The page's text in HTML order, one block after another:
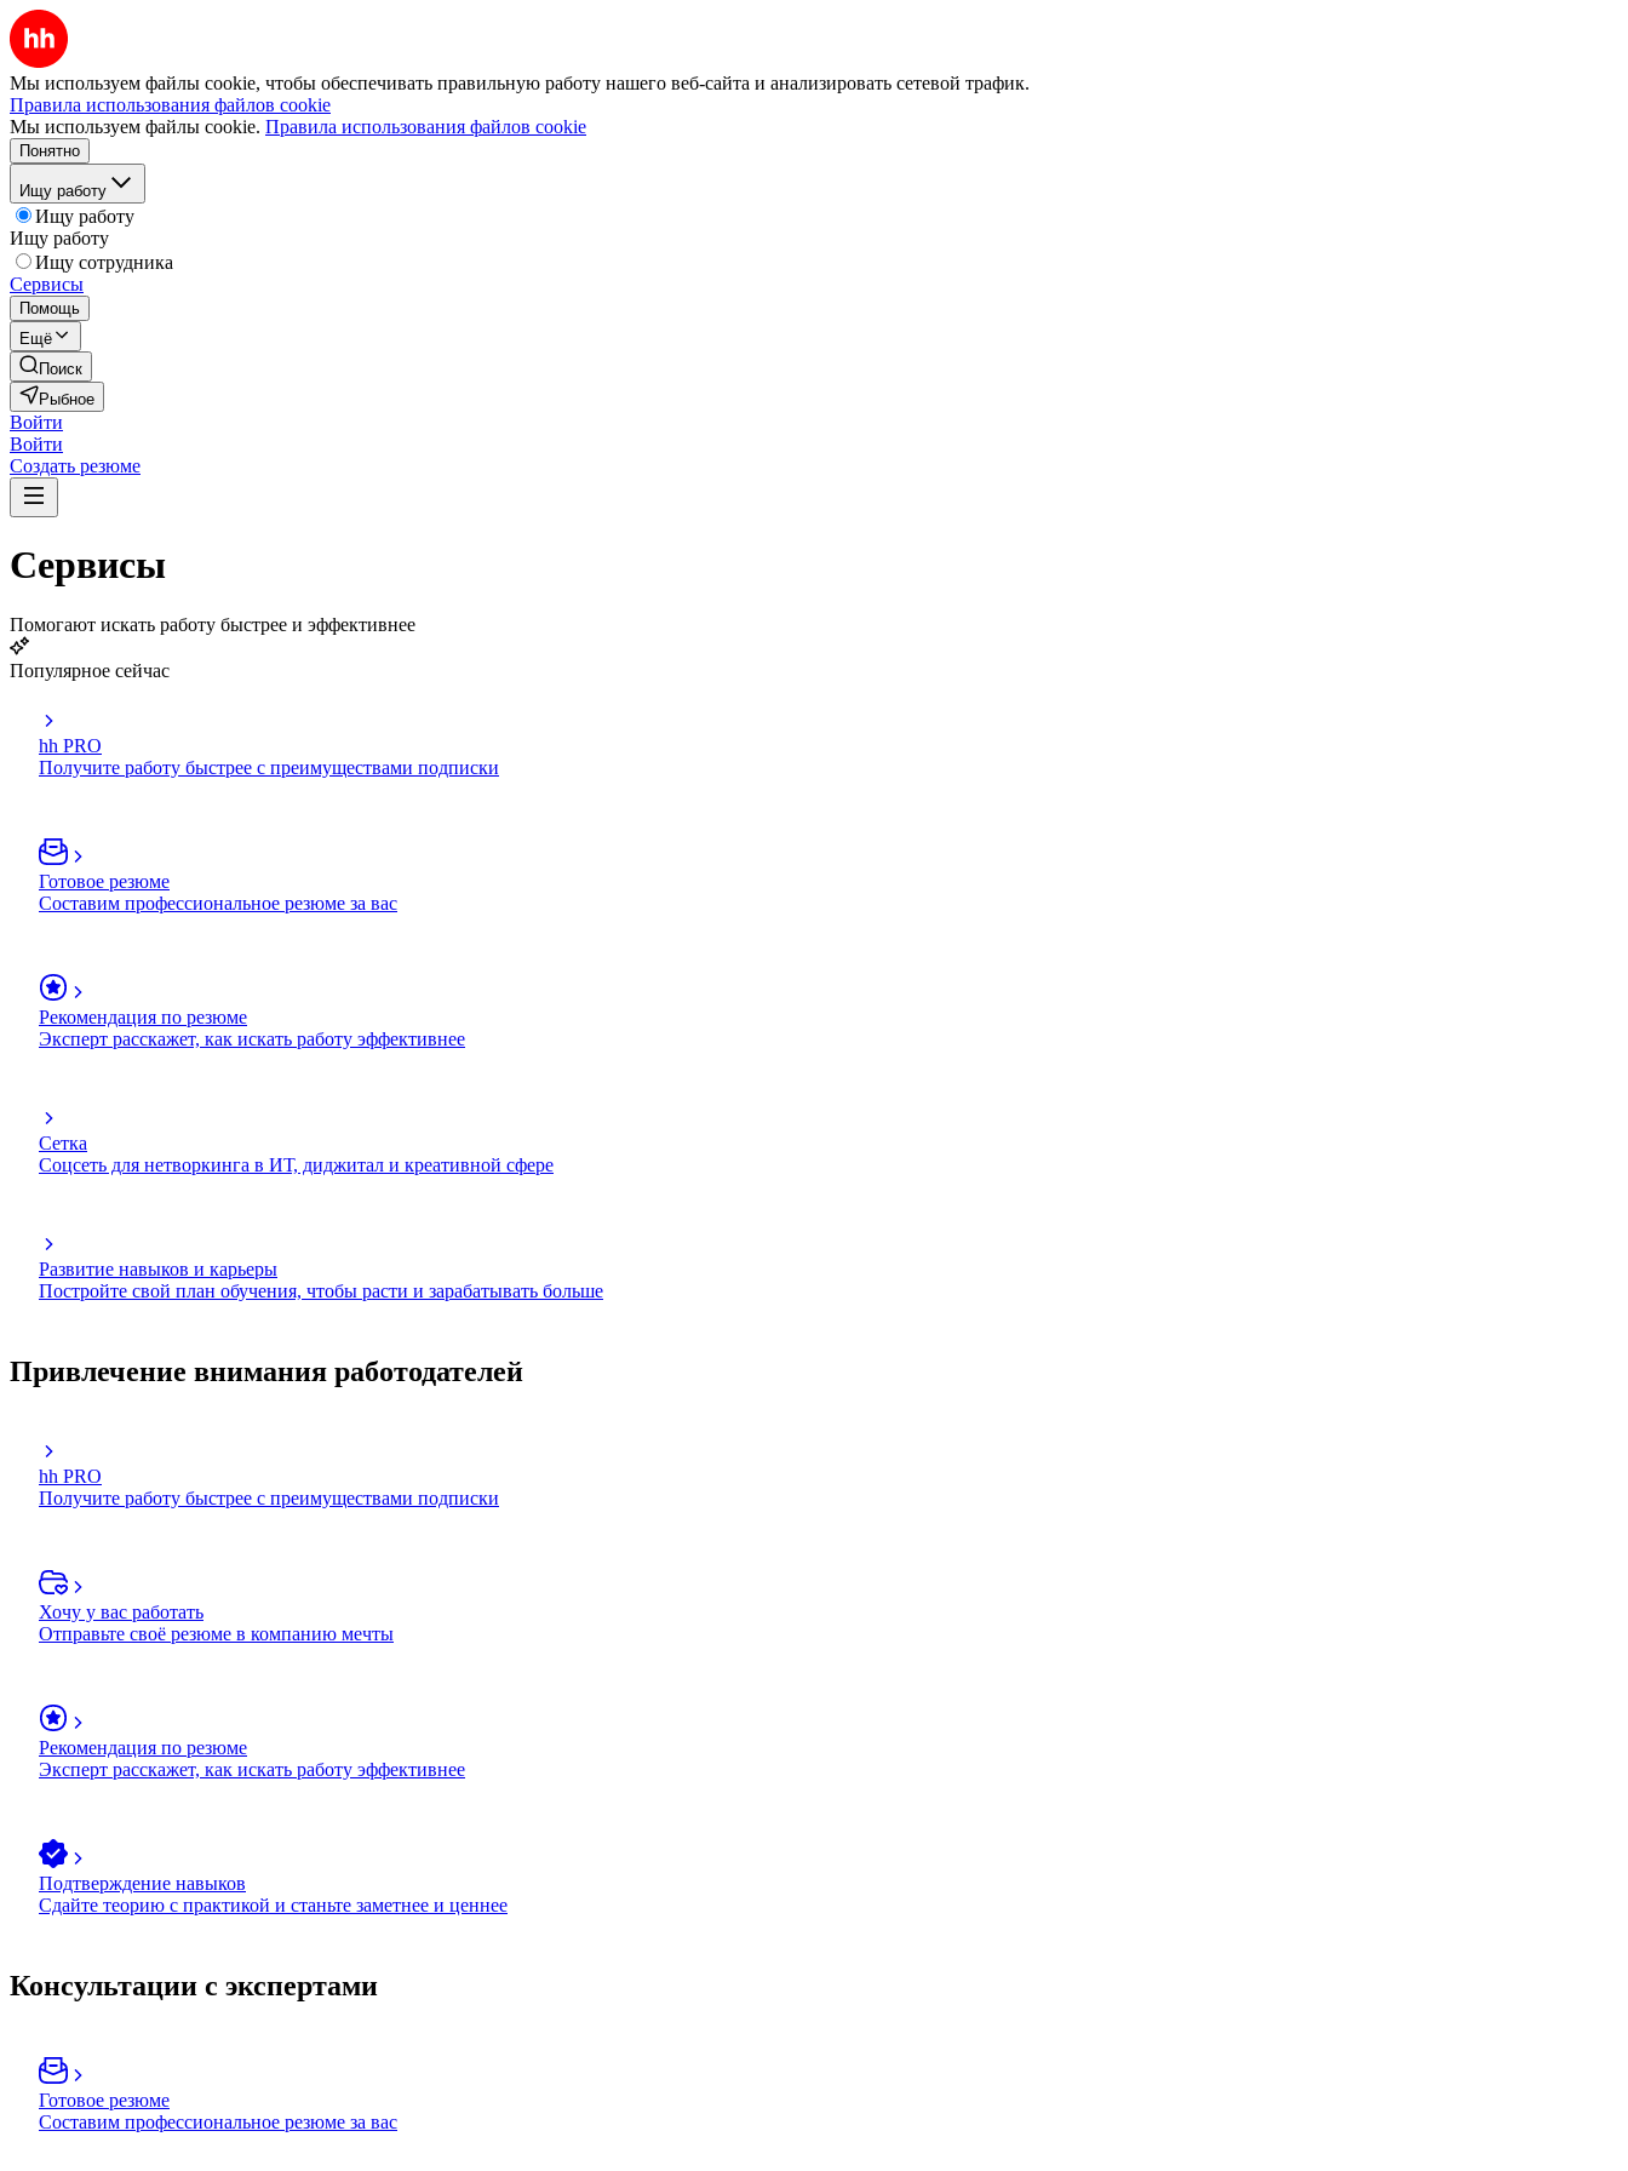
Мы используем файлы cookie, чтобы обеспечивать правильную работу нашего веб-сайта и анализировать сетевой трафик.
Правила использования файлов cookie
Мы используем файлы cookie. Правила использования файлов cookie
Понятно
Ищу работу
Ищу работу
Ищу работу
Ищу сотрудника
Сервисы
Помощь
Ещё
Поиск
Рыбное
Войти
Войти
Создать резюме
Сервисы
Помогают искать работу быстрее и эффективнее
Популярное сейчас
hh PRO
Получите работу быстрее с преимуществами подписки
Готовое резюме
Составим профессиональное резюме за вас
Рекомендация по резюме
Эксперт расскажет, как искать работу эффективнее
Сетка
Соцсеть для нетворкинга в ИТ, диджитал и креативной сфере
Развитие навыков и карьеры
Постройте свой план обучения, чтобы расти и зарабатывать больше
Привлечение внимания работодателей
hh PRO
Получите работу быстрее с преимуществами подписки
Хочу у вас работать
Отправьте своё резюме в компанию мечты
Рекомендация по резюме
Эксперт расскажет, как искать работу эффективнее
Подтверждение навыков
Сдайте теорию с практикой и станьте заметнее и ценнее
Консультации с экспертами
Готовое резюме
Составим профессиональное резюме за вас